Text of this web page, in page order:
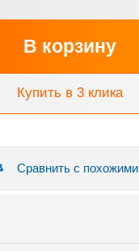
В корзину
Купить в 3 клика
Сравнить с похожими